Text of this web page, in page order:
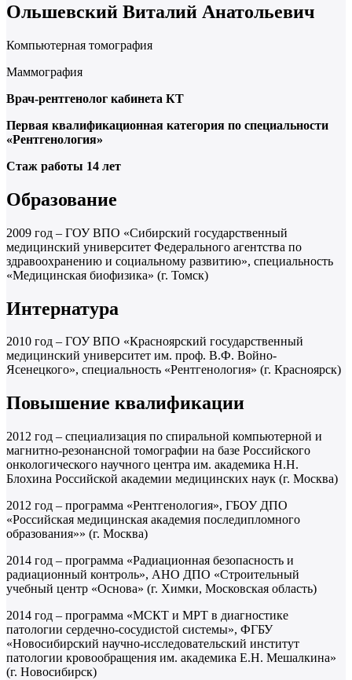
Ольшевский Виталий Анатольевич
Компьютерная томография
Маммография
Врач-рентгенолог кабинета КТ
Первая квалификационная категория по специальности
«Рентгенология»
Стаж работы 14 лет
Образование
2009 год – ГОУ ВПО «Сибирский государственный
медицинский университет Федерального агентства по
здравоохранению и социальному развитию», специальность
«Медицинская биофизика» (г. Томск)
Интернатура
2010 год – ГОУ ВПО «Красноярский государственный
медицинский университет им. проф. В.Ф. Войно-
Ясенецкого», специальность «Рентгенология» (г. Красноярск)
Повышение квалификации
2012 год – специализация по спиральной компьютерной и
магнитно-резонансной томографии на базе Российского
онкологического научного центра им. академика Н.Н.
Блохина Российской академии медицинских наук (г. Москва)
2012 год – программа «Рентгенология», ГБОУ ДПО
«Российская медицинская академия последипломного
образования»» (г. Москва)
2014 год – программа «Радиационная безопасность и
радиационный контроль», АНО ДПО «Строительный
учебный центр «Основа» (г. Химки, Московская область)
2014 год – программа «МСКТ и МРТ в диагностике
патологии сердечно-сосудистой системы», ФГБУ
«Новосибирский научно-исследовательский институт
патологии кровообращения им. академика Е.Н. Мешалкина»
(г. Новосибирск)